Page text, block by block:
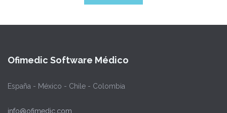
Ofimedic Software Médico
España - México - Chile - Colombia
info@ofimedic.com